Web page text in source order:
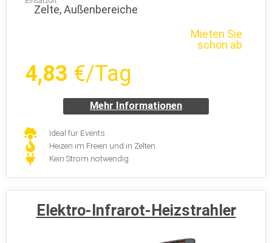
Zelte, Außenbereiche
Mieten Sie
schon ab
4,83 €/Tag
Mehr Informationen
Ideal für Events
Heizen im Freien und in Zelten
Kein Strom notwendig
Elektro-Infrarot-Heizstrahler